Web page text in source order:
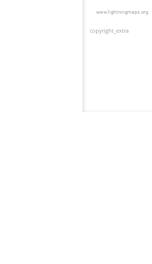
copyright_extra